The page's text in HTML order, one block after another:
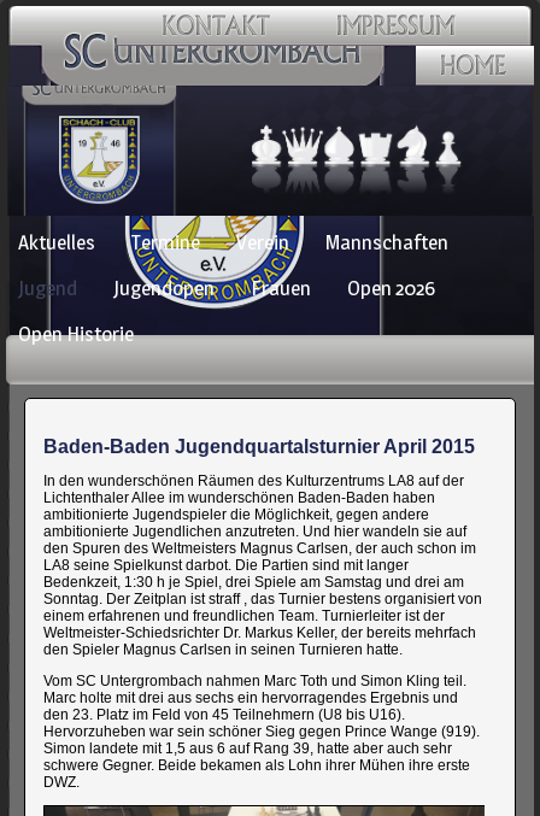
Navigation
überspringen
Aktuelles Termine Verein
Mannschaften
Jugend
Jugendopen Frauen
Open 2026
Open Historie
Baden-Baden Jugendquartalsturnier April 2015
In den wunderschönen Räumen des Kulturzentrums LA8 auf der
Lichtenthaler Allee im wunderschönen Baden-Baden haben
ambitionierte Jugendspieler die Möglichkeit, gegen andere
ambitionierte Jugendlichen anzutreten. Und hier wandeln sie auf
den Spuren des Weltmeisters Magnus Carlsen, der auch schon im
LA8 seine Spielkunst darbot. Die Partien sind mit langer
Bedenkzeit, 1:30 h je Spiel, drei Spiele am Samstag und drei am
Sonntag. Der Zeitplan ist straff , das Turnier bestens organisiert von
einem erfahrenen und freundlichen Team. Turnierleiter ist der
Weltmeister-Schiedsrichter Dr. Markus Keller, der bereits mehrfach
den Spieler Magnus Carlsen in seinen Turnieren hatte.
Vom SC Untergrombach nahmen Marc Toth und Simon Kling teil.
Marc holte mit drei aus sechs ein hervorragendes Ergebnis und
den 23. Platz im Feld von 45 Teilnehmern (U8 bis U16).
Hervorzuheben war sein schöner Sieg gegen Prince Wange (919).
Simon landete mit 1,5 aus 6 auf Rang 39, hatte aber auch sehr
schwere Gegner. Beide bekamen als Lohn ihrer Mühen ihre erste
DWZ.